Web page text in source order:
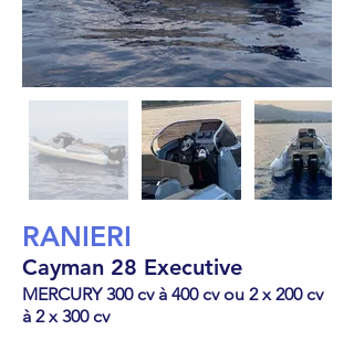
RANIERI
Cayman 28 Executive
MERCURY 300 cv à 400 cv ou 2 x 200 cv
à 2 x 300 cv